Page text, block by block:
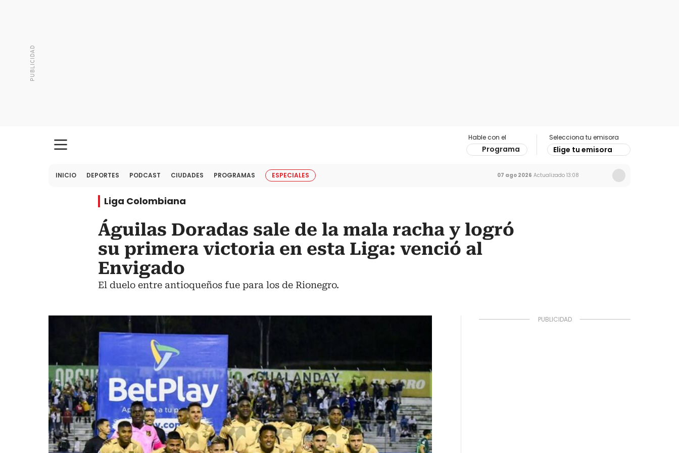
Hable con el
Programa
Selecciona tu emisora
Elige tu emisora
INICIO DEPORTES PODCAST CIUDADES PROGRAMAS ESPECIALES 07 ago 2026 Actualizado 13:08
Liga Colombiana
Águilas Doradas sale de la mala racha y logró
su primera victoria en esta Liga: venció al
Envigado
El duelo entre antioqueños fue para los de Rionegro.